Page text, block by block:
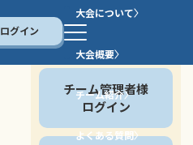
ログイン
大会について
大会概要
チーム紹介
よくある質問
会員の方
チーム管理者様
ログイン